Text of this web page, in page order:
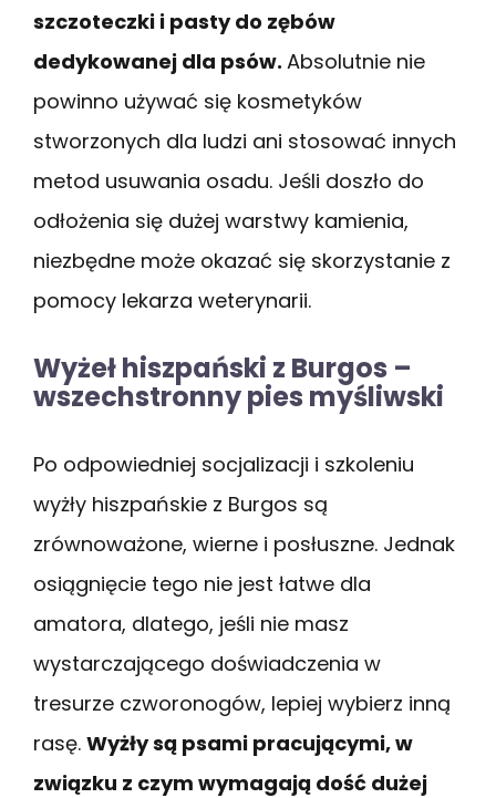
szczoteczki i pasty do zębów
dedykowanej dla psów. Absolutnie nie
powinno używać się kosmetyków
stworzonych dla ludzi ani stosować innych
metod usuwania osadu. Jeśli doszło do
odłożenia się dużej warstwy kamienia,
niezbędne może okazać się skorzystanie z
pomocy lekarza weterynarii.
Wyżeł hiszpański z Burgos –
wszechstronny pies myśliwski
Po odpowiedniej socjalizacji i szkoleniu
wyżły hiszpańskie z Burgos są
zrównoważone, wierne i posłuszne. Jednak
osiągnięcie tego nie jest łatwe dla
amatora, dlatego, jeśli nie masz
wystarczającego doświadczenia w
tresurze czworonogów, lepiej wybierz inną
rasę. Wyżły są psami pracującymi, w
związku z czym wymagają dość dużej